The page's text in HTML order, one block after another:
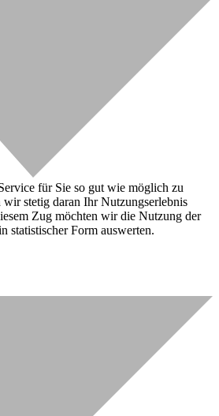
für Sie so gut wie möglich zu
wir stetig daran Ihr Nutzungserlebnis
Zug möchten wir die Nutzung der
statistischer Form auswerten.